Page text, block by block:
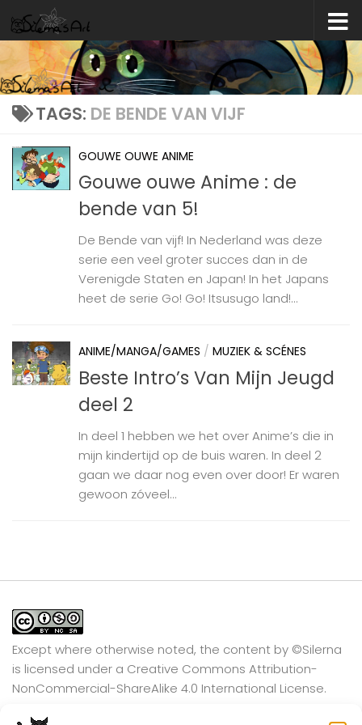
Skip to content
TAGS: DE BENDE VAN VIJF
GOUWE OUWE ANIME
Gouwe ouwe Anime : de
bende van 5!
De Bende van vijf! In Nederland was deze
serie een veel groter succes dan in de
Verenigde Staten en Japan! In het Japans
heet de serie Go! Go! Itsusugo land!...
ANIME/MANGA/GAMES / MUZIEK & SCÉNES
Beste Intro’s Van Mijn Jeugd
deel 2
In deel 1 hebben we het over Anime’s die in
mijn kindertijd op de buis waren. In deel 2
gaan we daar nog even over door! Er waren
gewoon zóveel...
Except where otherwise noted, the content by ©Silerna
is licensed under a Creative Commons Attribution-
NonCommercial-ShareAlike 4.0 International License.